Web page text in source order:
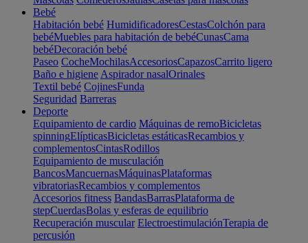
Bebé
Habitación bebé HumidificadoresCestasColchón para
bebéMuebles para habitación de bebéCunasCama
bebéDecoración bebé
Paseo CocheMochilasAccesoriosCapazosCarrito ligero
Baño e higiene Aspirador nasalOrinales
Textil bebé CojinesFunda
Seguridad Barreras
Deporte
Equipamiento de cardio Máquinas de remoBicicletas
spinningElípticasBicicletas estáticasRecambios y
complementosCintasRodillos
Equipamiento de musculación
BancosMancuernasMáquinasPlataformas
vibratoriasRecambios y complementos
Accesorios fitness BandasBarrasPlataforma de
stepCuerdasBolas y esferas de equilibrio
Recuperación muscular ElectroestimulaciónTerapia de
percusión